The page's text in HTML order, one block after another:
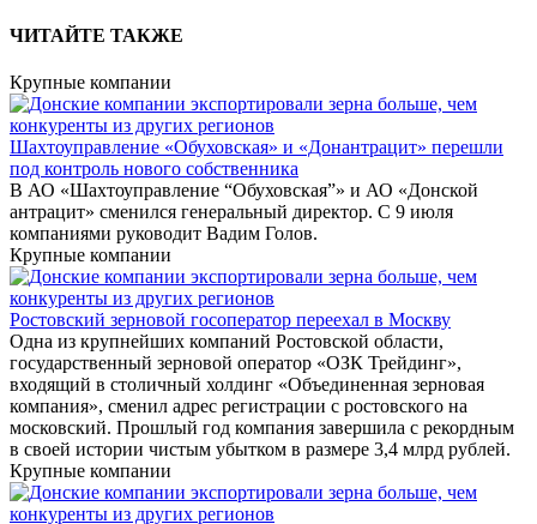
ЧИТАЙТЕ ТАКЖЕ
Крупные компании
Шахтоуправление «Обуховская» и «Донантрацит» перешли
под контроль нового собственника
В АО «Шахтоуправление “Обуховская”» и АО «Донской
антрацит» сменился генеральный директор. С 9 июля
компаниями руководит Вадим Голов.
Крупные компании
Ростовский зерновой госоператор переехал в Москву
Одна из крупнейших компаний Ростовской области,
государственный зерновой оператор «ОЗК Трейдинг»,
входящий в столичный холдинг «Объединенная зерновая
компания», сменил адрес регистрации с ростовского на
московский. Прошлый год компания завершила с рекордным
в своей истории чистым убытком в размере 3,4 млрд рублей.
Крупные компании